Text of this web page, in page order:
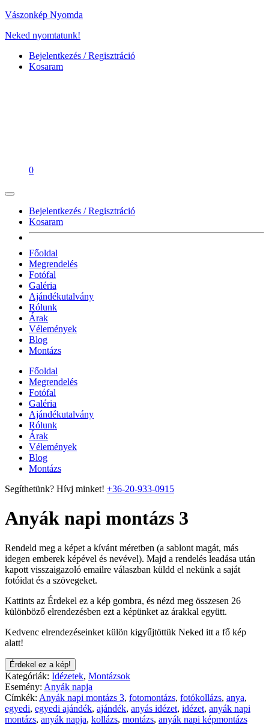
Vászonkép Nyomda
Neked nyomtatunk!
Bejelentkezés / Regisztráció
Kosaram
0
Bejelentkezés / Regisztráció
Kosaram
Főoldal
Megrendelés
Fotófal
Galéria
Ajándékutalvány
Rólunk
Árak
Vélemények
Blog
Montázs
Főoldal
Megrendelés
Fotófal
Galéria
Ajándékutalvány
Rólunk
Árak
Vélemények
Blog
Montázs
Segíthetünk? Hívj minket! +36-20-933-0915
Anyák napi montázs 3
Rendeld meg a képet a kívánt méretben (a sablont magát, más
idegen emberek képével és nevével). Majd a rendelés leadása után
kapott visszaigazoló emailre válaszban küldd el nekünk a saját
fotóidat és a szövegeket.
Kattints az Érdekel ez a kép gombra, és nézd meg összesen 26
különböző elrendezésben ezt a képünket az árakkal együtt.
Kedvenc elrendezéseinket külön kigyűjtöttük Neked itt a fő kép
alatt!
Érdekel ez a kép!
Kategóriák: Idézetek, Montázsok
Esemény: Anyák napja
Címkék: Anyák napi montázs 3, fotomontázs, fotókollázs, anya,
egyedi, egyedi ajándék, ajándék, anyás idézet, idézet, anyák napi
montázs, anyák napja, kollázs, montázs, anyák napi képmontázs